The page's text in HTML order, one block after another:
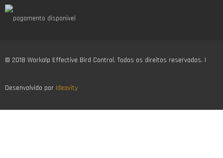
© 2018 Workalp Effective Bird Control. Todos os direitos reservados. |
Desenvolvido por Ideavity